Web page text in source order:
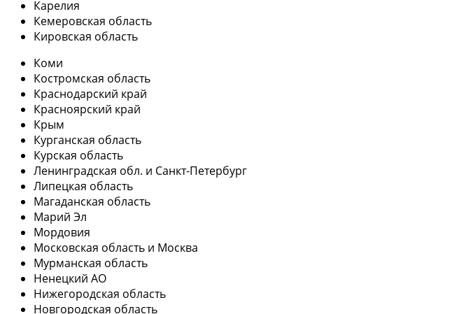
Карелия
Кемеровская область
Кировская область
Коми
Костромская область
Краснодарский край
Красноярский край
Крым
Курганская область
Курская область
Ленинградская обл. и Санкт-Петербург
Липецкая область
Магаданская область
Марий Эл
Мордовия
Московская область и Москва
Мурманская область
Ненецкий АО
Нижегородская область
Новгородская область